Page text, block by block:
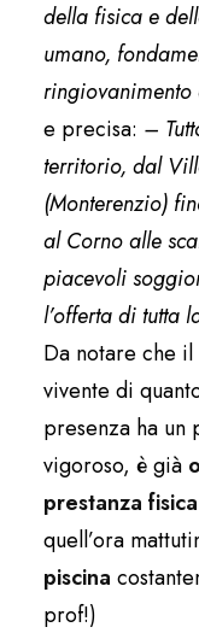
della fisica e
umano,
e precisa: –
territorio, dal
(Monterenzio)
al Corno alle
piacevoli
l’offerta di tutta
Da notare che il
vivente di
presenza ha un
vigoroso, è già
prestanza fisica
quell’ora
piscina
prof!)